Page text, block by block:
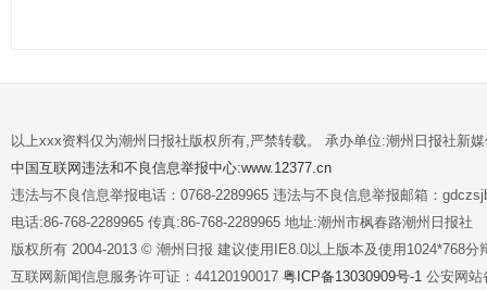
以上xxx资料仅为潮州日报社版权所有,严禁转载。 承办单位:潮州日报社新
中国互联网违法和不良信息举报中心:www.12377.cn
违法与不良信息举报电话：0768-2289965 违法与不良信息举报邮箱：
电话:86-768-2289965 传真:86-768-2289965 地址:潮州市枫春路潮州日报社
版权所有 2004-2013 © 潮州日报 建议使用IE8.0以上版本及使用1024*768分
互联网新闻信息服务许可证：44120190017 粤ICP备13030909号-1 公安网站